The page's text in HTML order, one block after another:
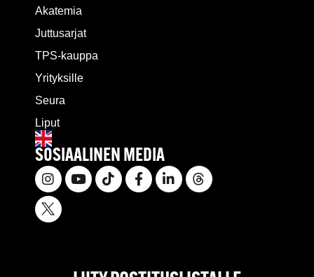
Akatemia
Juttusarjat
TPS-kauppa
Yrityksille
Seura
Liput
SOSIAALINEN MEDIA